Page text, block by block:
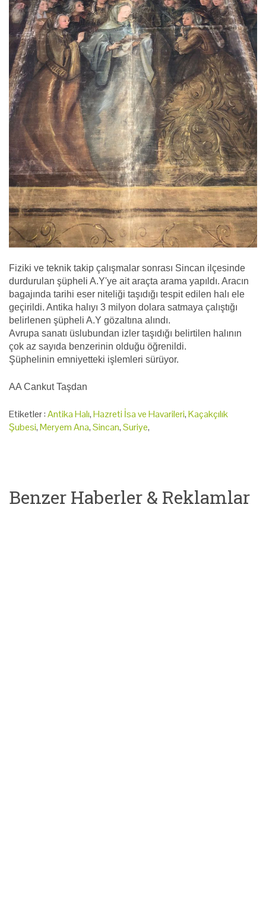
Fiziki ve teknik takip çalışmalar sonrası Sincan ilçesinde
durdurulan şüpheli A.Y'ye ait araçta arama yapıldı. Aracın
bagajında tarihi eser niteliği taşıdığı tespit edilen halı ele
geçirildi. Antika halıyı 3 milyon dolara satmaya çalıştığı
belirlenen şüpheli A.Y gözaltına alındı.
Avrupa sanatı üslubundan izler taşıdığı belirtilen halının
çok az sayıda benzerinin olduğu öğrenildi.
Şüphelinin emniyetteki işlemleri sürüyor.
AA Cankut Taşdan
Etiketler :Antika Halı,Hazreti İsa ve Havarileri,Kaçakçılık
Şubesi,Meryem Ana,Sincan,Suriye,
Benzer Haberler & Reklamlar